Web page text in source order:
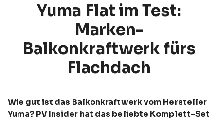
Yuma Flat im Test:
Marken-
Balkonkraftwerk fürs
Flachdach
Wie gut ist das Balkonkraftwerk vom Hersteller
Yuma? PV Insider hat das beliebte Komplett-Set